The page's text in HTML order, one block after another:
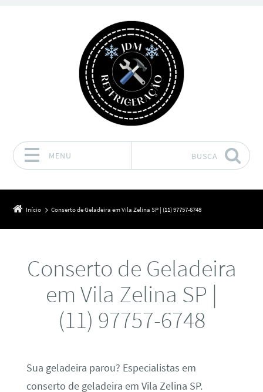
MENU BUSCA
Início Conserto de Geladeira em Vila Zelina SP | (11) 97757-6748
Conserto de Geladeira
em Vila Zelina SP |
(11) 97757-6748
Sua geladeira parou? Especialistas em
conserto de geladeira em Vila Zelina SP.